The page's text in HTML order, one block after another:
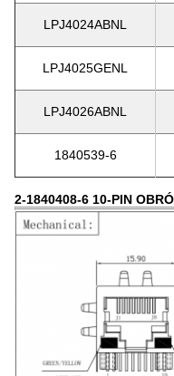
LPJ4024ABNL
LPJ4025GENL
LPJ4026ABNL
1840539-6
2-1840408-6 10-PIN